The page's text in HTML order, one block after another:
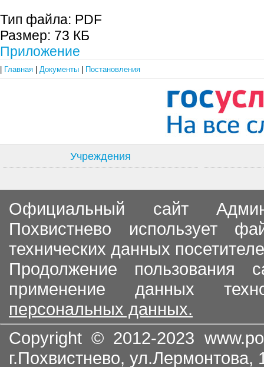
Тип файла: PDF
Размер: 73 КБ
Приложение
Главная Документы Постановления
Учреждения
Официальный сайт
Похвистнево использует
технических данных
Продолжение пользования
применение данных
персональных данных.
Copyright © 2012-2023
г.Похвистнево, ул.Лермонтова,